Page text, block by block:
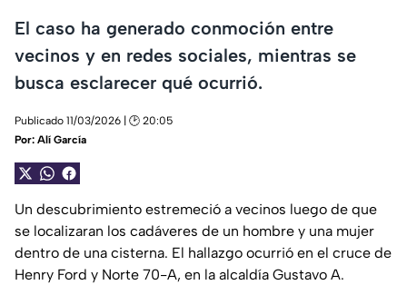
El caso ha generado conmoción entre
vecinos y en redes sociales, mientras se
busca esclarecer qué ocurrió.
Publicado 11/03/2026 | 🕑 20:05
Por: Alí García
Un descubrimiento estremeció a vecinos luego de que
se localizaran los cadáveres de un hombre y una mujer
dentro de una cisterna. El hallazgo ocurrió en el cruce de
Henry Ford y Norte 70-A, en la alcaldía Gustavo A.